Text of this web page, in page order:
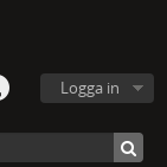
Logga in